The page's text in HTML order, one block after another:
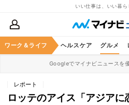
いい仕事は、いい暮ら
ワーク＆ライフ
マネー 暮らし ヘルスケア グルメ
Googleでマイナビニュースを
レポート
ロッテのアイス「アジアに